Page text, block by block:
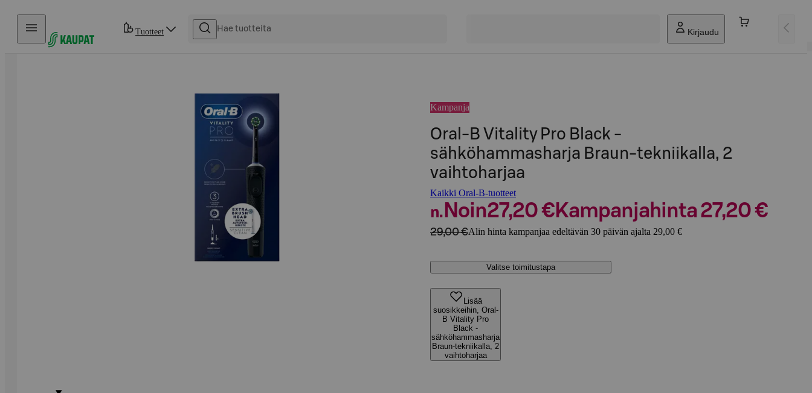
Hyppää sisältöön
Tuotteet Kirjaudu
Kampanja
Oral-B Vitality Pro Black -
sähköhammasharja Braun-tekniikalla, 2
vaihtoharjaa
Kaikki Oral-B-tuotteet
n. Noin27,20 €Kampanjahinta 27,20 €
29,00 €Alin hinta kampanjaa edeltävän 30 päivän ajalta 29,00 €
Valitse toimitustapa
Lisää
suosikkeihin, Oral-
B Vitality Pro
Black -
sähköhammasharja
Braun-tekniikalla, 2
vaihtoharjaa